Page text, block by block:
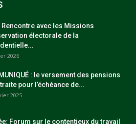
Rencontre avec les Missions
électorale de la
2026
: le versement des pensions
pour l’échéance de...
2025
Forum sur le contentieux du travail